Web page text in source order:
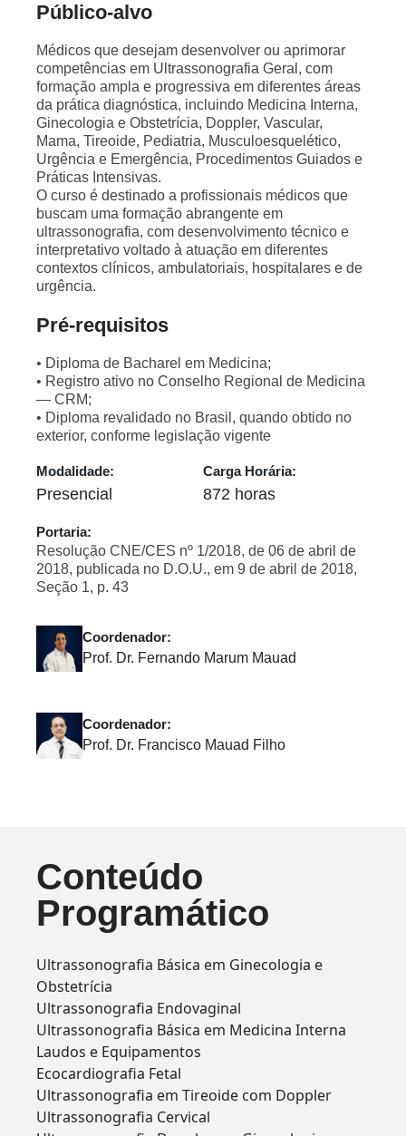
Público-alvo
Médicos que desejam desenvolver ou aprimorar
competências em Ultrassonografia Geral, com
formação ampla e progressiva em diferentes áreas
da prática diagnóstica, incluindo Medicina Interna,
Ginecologia e Obstetrícia, Doppler, Vascular,
Mama, Tireoide, Pediatria, Musculoesquelético,
Urgência e Emergência, Procedimentos Guiados e
Práticas Intensivas.
O curso é destinado a profissionais médicos que
buscam uma formação abrangente em
ultrassonografia, com desenvolvimento técnico e
interpretativo voltado à atuação em diferentes
contextos clínicos, ambulatoriais, hospitalares e de
urgência.
Pré-requisitos
• Diploma de Bacharel em Medicina;
• Registro ativo no Conselho Regional de Medicina
— CRM;
• Diploma revalidado no Brasil, quando obtido no
exterior, conforme legislação vigente
Modalidade:
Presencial
Carga Horária:
872 horas
Portaria:
Resolução CNE/CES nº 1/2018, de 06 de abril de
2018, publicada no D.O.U., em 9 de abril de 2018,
Seção 1, p. 43
Coordenador:
Prof. Dr. Fernando Marum Mauad
Coordenador:
Prof. Dr. Francisco Mauad Filho
Conteúdo
Programático
Ultrassonografia Básica em Ginecologia e
Obstetrícia
Ultrassonografia Endovaginal
Ultrassonografia Básica em Medicina Interna
Laudos e Equipamentos
Ecocardiografia Fetal
Ultrassonografia em Tireoide com Doppler
Ultrassonografia Cervical